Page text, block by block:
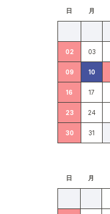
日 月
02 03
09 10
16 17
23 24
30 31
日 月